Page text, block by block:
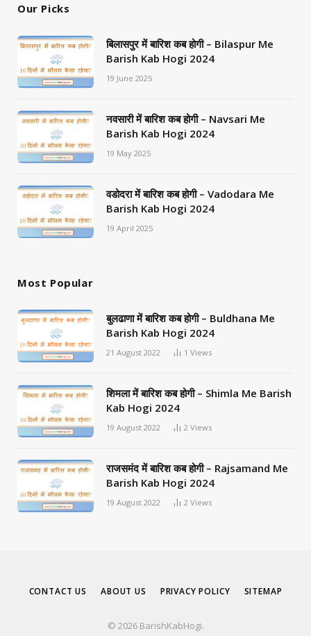
Our Picks
बिलासपुर में बारिश कब होगी – Bilaspur Me
Barish Kab Hogi 2024
19 June 2025
नवसारी में बारिश कब होगी – Navsari Me
Barish Kab Hogi 2024
19 May 2025
वडोदरा में बारिश कब होगी – Vadodara Me
Barish Kab Hogi 2024
19 April 2025
Most Popular
बुलढाणा में बारिश कब होगी – Buldhana Me
Barish Kab Hogi 2024
21 August 2022 1 Views
शिमला में बारिश कब होगी – Shimla Me Barish
Kab Hogi 2024
19 August 2022 2 Views
राजसमंद में बारिश कब होगी – Rajsamand Me
Barish Kab Hogi 2024
19 August 2022 2 Views
CONTACT US ABOUT US PRIVACY POLICY SITEMAP
© 2026 BarishKabHogi.